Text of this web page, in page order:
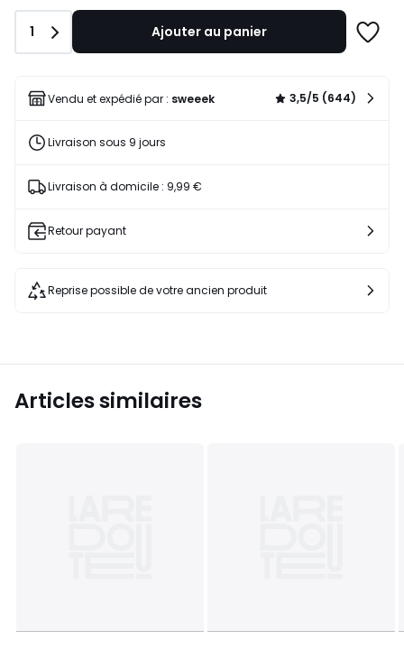
34,99
20%
réduction
appliquée.
Quantité
1 Ajouter au panier
liste
Vendu et expédié par : sweeek 3,5/5 (644)
Livraison sous 9 jours
Livraison à domicile : 9,99 €
Retour payant
Reprise possible de votre ancien produit
Articles similaires